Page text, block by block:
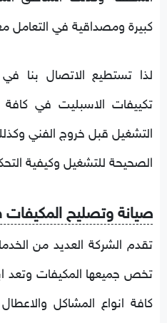
كبيرة ومصداقية في التعامل
لذا تستطيع الاتصال
تكييفات الاسبليت في كافة
التشغيل قبل خروج الفني
الصحيحة للتشغيل وكيفية
صيانة وتصليح المكيفات
تقدم الشركة العديد من
تخص جميعها المكيفات وتعد
كافة انواع المشاكل